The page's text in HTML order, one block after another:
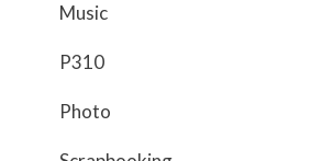
Music
P310
Photo